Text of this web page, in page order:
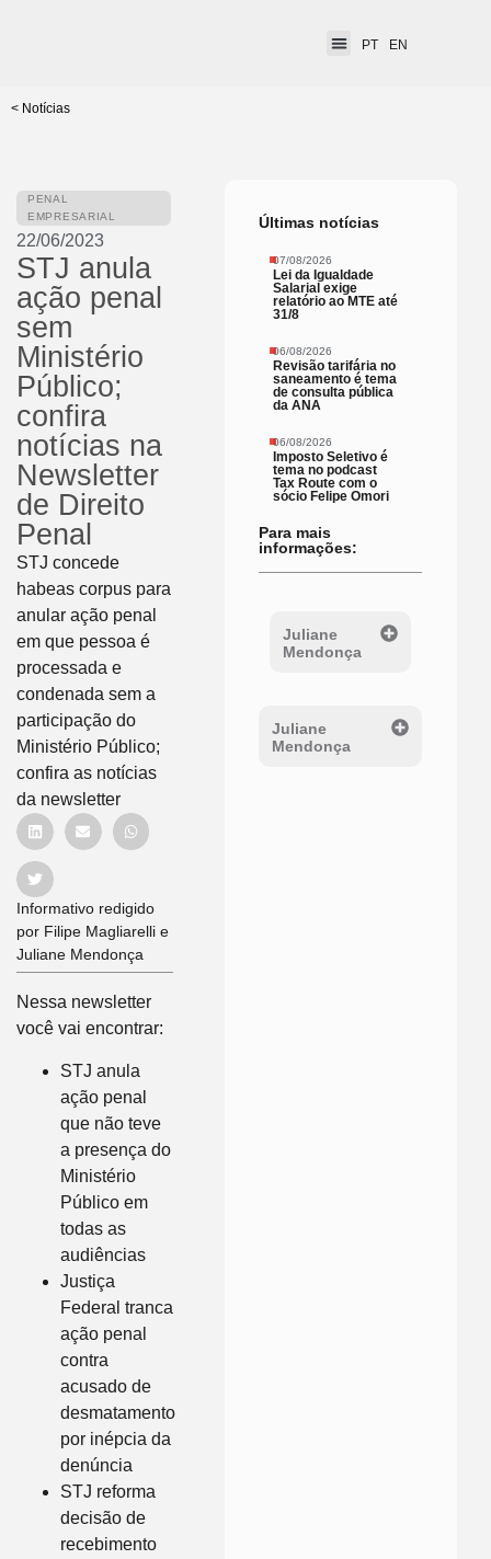
PT EN
< Notícias
PENAL
EMPRESARIAL
22/06/2023
STJ anula
ação penal
sem
Ministério
Público;
confira
notícias na
Newsletter
de Direito
Penal
STJ concede
habeas corpus para
anular ação penal
em que pessoa é
processada e
condenada sem a
participação do
Ministério Público;
confira as notícias
da newsletter
Informativo redigido
por Filipe Magliarelli e
Juliane Mendonça
Nessa newsletter
você vai encontrar:
STJ anula
ação penal
que não teve
a presença do
Ministério
Público em
todas as
audiências
Justiça
Federal tranca
ação penal
contra
acusado de
desmatamento
por inépcia da
denúncia
STJ reforma
decisão de
recebimento
Últimas notícias
07/08/2026
Lei da Igualdade
Salarial exige
relatório ao MTE até
31/8
06/08/2026
Revisão tarifária no
saneamento é tema
de consulta pública
da ANA
06/08/2026
Imposto Seletivo é
tema no podcast
Tax Route com o
sócio Felipe Omori
Para mais
informações:
Juliane
Mendonça
Juliane
Mendonça